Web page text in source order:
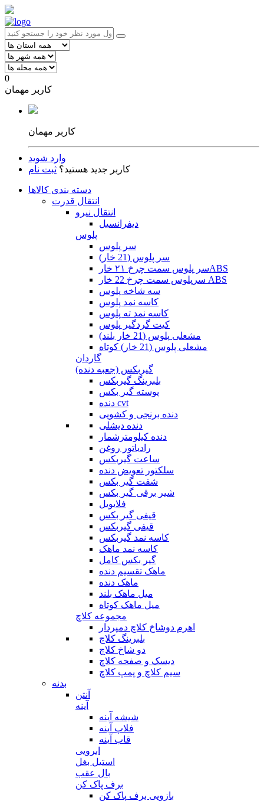
0
کاربر مهمان
کاربر مهمان
وارد شوید
کاربر جدید هستید؟ ثبت نام
دسته بندی کالاها
انتقال قدرت
انتقال نیرو
دیفرانسیل
پلوس
سر پلوس
سر پلوس (21 خار)
سر پلوس سمت چرخ ۲۱ خارABS
سرپلوس سمت چرخ 22 خار ABS
سه شاخه پلوس
کاسه نمد پلوس
کاسه نمد ته پلوس
کیت گردگیر پلوس
مشعلی پلوس (21 خار بلند)
مشعلی پلوس (21 خار) کوتاه
گاردان
گیربکس (جعبه دنده)
بلبرینگ گیربکس
پوسته گیر بکس
دنده cvt
دنده برنجی و کشویی
دنده دیشلی
دنده کیلومترشمار
رادیاتور روغن
ساعت گیربکس
سلکتور تعویض دنده
شفت گیر بکس
شیر برقی گیر بکس
فلایویل
قیفی گیر بکس
قیفی گیربکس
کاسه نمد گیربکس
کاسه نمد ماهک
گیر بکس کامل
ماهک تقسیم دنده
ماهک دنده
میل ماهک بلند
میل ماهک کوتاه
مجموعه کلاچ
اهرم دوشاخ کلاچ دمپردار
بلبرینگ کلاچ
دو شاخ کلاچ
دیسک و صفحه کلاچ
سیم کلاچ و پمپ کلاچ
بدنه
آنتن
آینه
شیشه آینه
فلاپ آینه
قاب آینه
ابرویی
استیل بغل
بال عقب
برف پاک کن
بازویی برف پاک کن